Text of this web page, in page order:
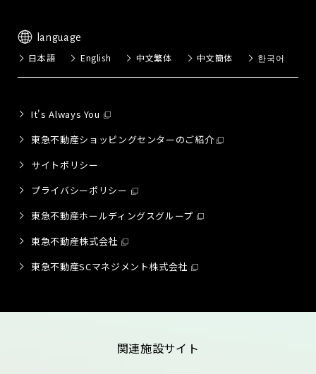
language
日本語 English 中文繁体 中文簡体 한국어
It's Always You
東急不動産ショッピングセンターのご紹介
サイトポリシー
プライバシーポリシー
東急不動産ホールディングスグループ
東急不動産株式会社
東急不動産SCマネジメント株式会社
関連施設サイト